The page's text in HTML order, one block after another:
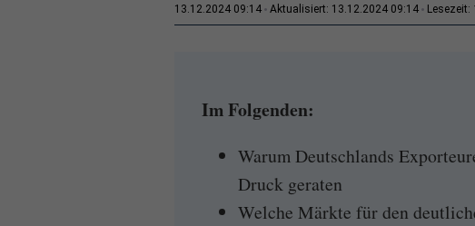
13.12.2024 09:14 Aktualisiert: 13.12.2024 09:14 Lesezeit:
Im Folgenden:
Warum Deutschlands
Druck geraten
Welche Märkte für den